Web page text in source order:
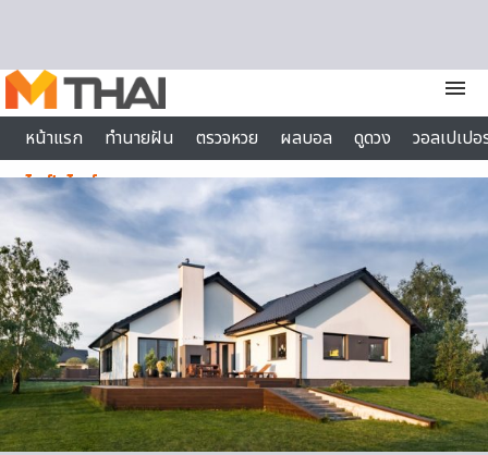
menu
หน้าแรก
ทำนายฝัน ตรวจหวย ผลบอล ดูดวง
วอลเปเป
ไลฟ์สไตล์